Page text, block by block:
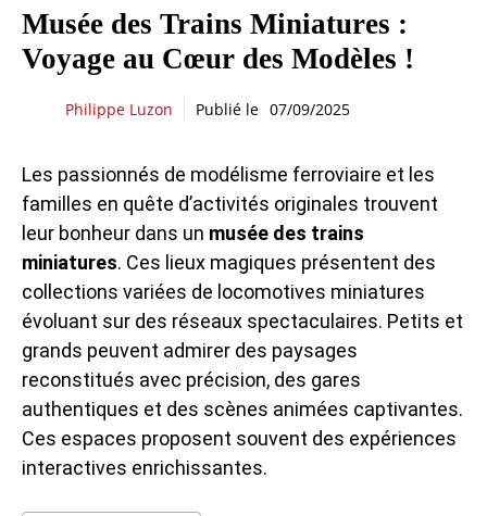
Musée des Trains Miniatures :
Voyage au Cœur des Modèles !
Philippe Luzon Publié le 07/09/2025
Les passionnés de modélisme ferroviaire et les
familles en quête d’activités originales trouvent
leur bonheur dans un musée des trains
miniatures. Ces lieux magiques présentent des
collections variées de locomotives miniatures
évoluant sur des réseaux spectaculaires. Petits et
grands peuvent admirer des paysages
reconstitués avec précision, des gares
authentiques et des scènes animées captivantes.
Ces espaces proposent souvent des expériences
interactives enrichissantes.